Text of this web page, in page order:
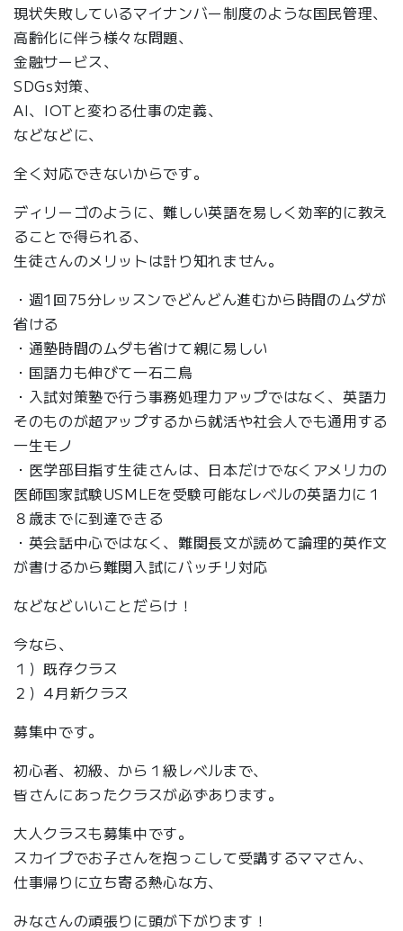
現状失敗しているマイナンバー制度のような国民管理、
高齢化に伴う様々な問題、
金融サービス、
SDGs対策、
AI、IOTと変わる仕事の定義、
などなどに、
全く対応できないからです。
ディリーゴのように、難しい英語を易しく効率的に教え
ることで得られる、
生徒さんのメリットは計り知れません。
・週1回75分レッスンでどんどん進むから時間のムダが
省ける
・通塾時間のムダも省けて親に易しい
・国語力も伸びて一石二鳥
・入試対策塾で行う事務処理力アップではなく、英語力
そのものが超アップするから就活や社会人でも通用する
一生モノ
・医学部目指す生徒さんは、日本だけでなくアメリカの
医師国家試験USMLEを受験可能なレベルの英語力に１
８歳までに到達できる
・英会話中心ではなく、難関長文が読めて論理的英作文
が書けるから難関入試にバッチリ対応
などなどいいことだらけ！
今なら、
１）既存クラス
２）4月新クラス
募集中です。
初心者、初級、から１級レベルまで、
皆さんにあったクラスが必ずあります。
大人クラスも募集中です。
スカイプでお子さんを抱っこして受講するママさん、
仕事帰りに立ち寄る熱心な方、
みなさんの頑張りに頭が下がります！